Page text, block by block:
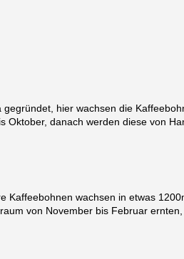
hier wachsen die
danach werden diese von
Kaffeebohnen wachsen in etwas
von November bis Februar